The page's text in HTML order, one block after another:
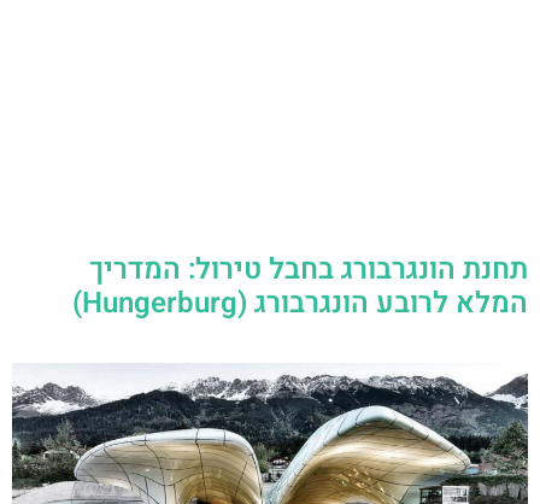
תחנת הונגרבורג בחבל טירול: המדריך
המלא לרובע הונגרבורג (Hungerburg)